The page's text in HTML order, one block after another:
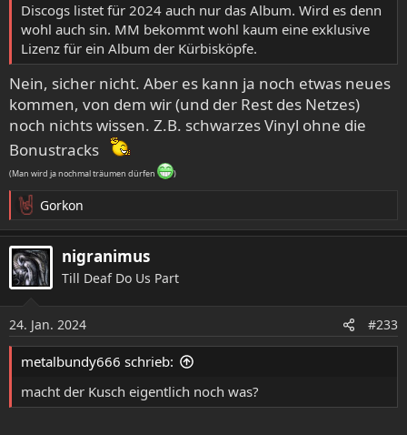
Discogs listet für 2024 auch nur das Album. Wird es denn
wohl auch sin. MM bekommt wohl kaum eine exklusive
Lizenz für ein Album der Kürbisköpfe.
Nein, sicher nicht. Aber es kann ja noch etwas neues
kommen, von dem wir (und der Rest des Netzes)
noch nichts wissen. Z.B. schwarzes Vinyl ohne die
Bonustracks
(Man wird ja nochmal träumen dürfen )
R
e
a
k
t
n
e
n
Gorkon
nigranimus
Till Deaf Do Us Part
24. Jan. 2024 #233
metalbundy666 schrieb:
macht der Kusch eigentlich noch was?